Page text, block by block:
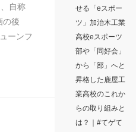
自称
の後
ーンフ
せる「eスポー
ツ」加治木工業
高校eスポーツ
部や「同好会」
から「部」へと
昇格した鹿屋工
業高校のこれか
らの取り組みと
は？｜#てゲて